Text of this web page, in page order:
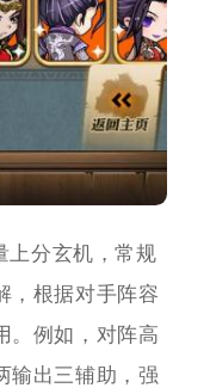
上分玄机，常规
，根据对手阵容
。例如，对阵高
输出三辅助，强